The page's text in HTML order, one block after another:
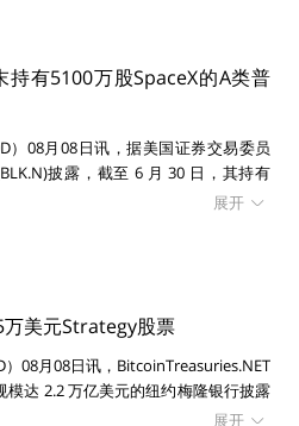
外联工作不力，该群体仍然相
Antonopoulos 进行死亡
），但他的一些行为被追随者
流行
让「比特币至上主义」一词变
特币社区引起了一些关注的
持有5100万股SpaceX的A类普
）08月08日讯，据美国证券交易委员
披露，截至 6 月 30 日，其持有
展开
美元Strategy股票
08月08日讯，BitcoinTreasuries.NET
模达 2.2 万亿美元的纽约梅隆银行披露
票，价值 145 万美元。目前其持有
展开